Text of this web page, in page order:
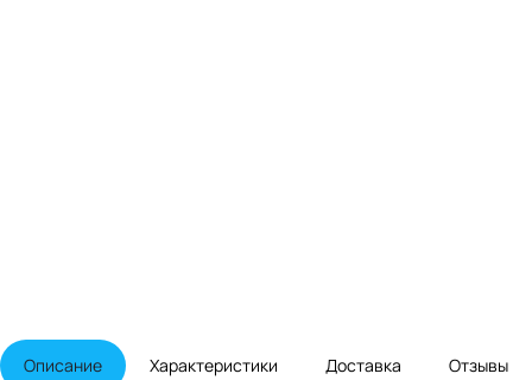
Описание Характеристики Доставка Отзывы